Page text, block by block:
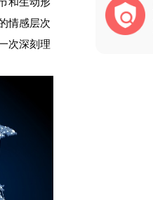
情感层次
次深刻理